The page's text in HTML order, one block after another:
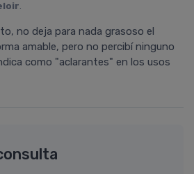
.
no deja para nada grasoso el
amable, pero no percibí ninguno
como "aclarantes" en los usos